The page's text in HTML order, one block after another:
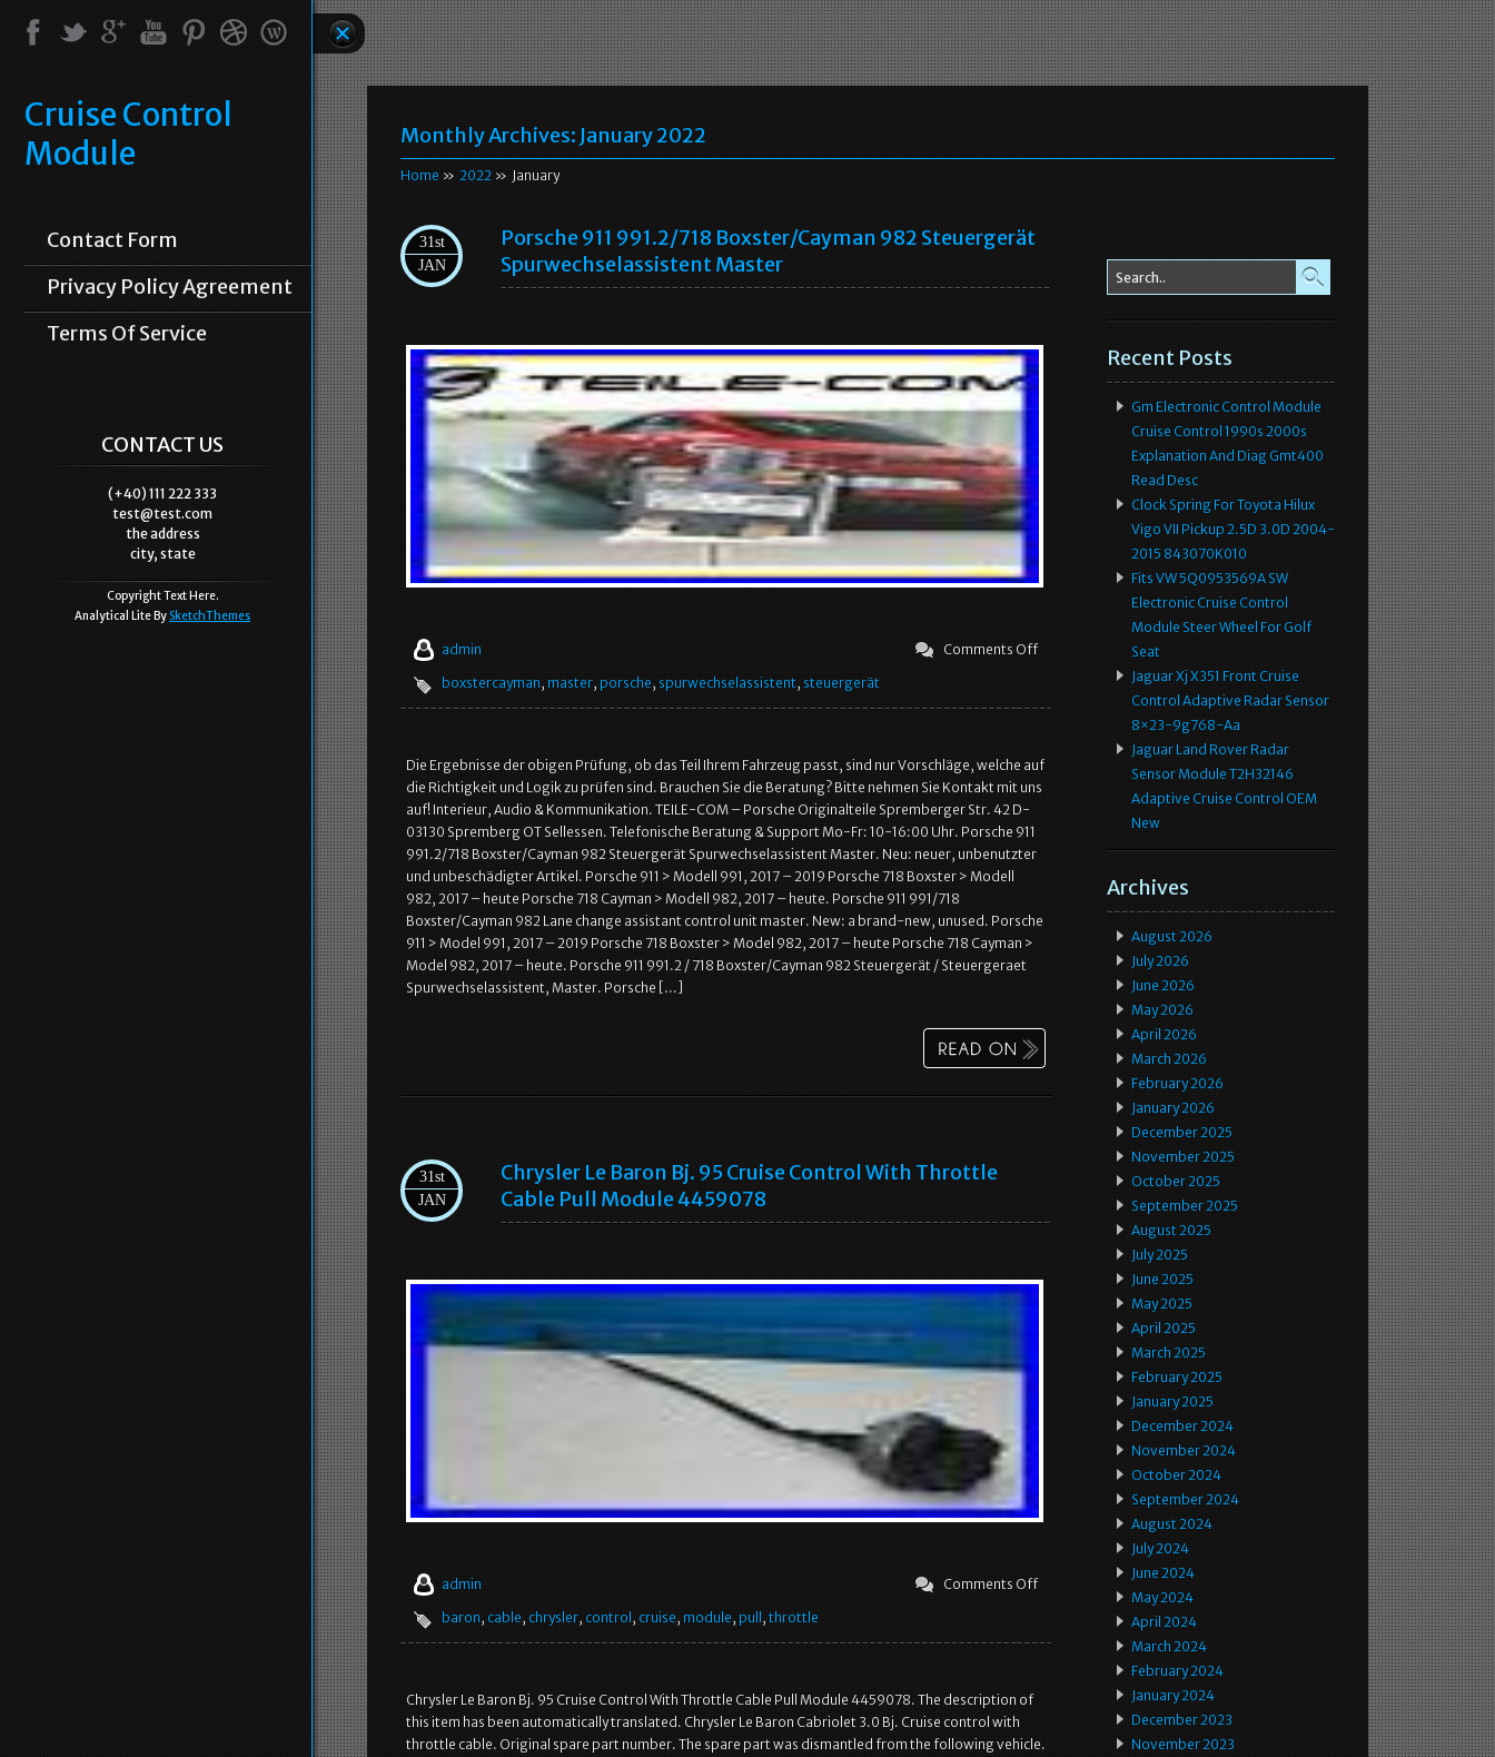
Cruise Control
Module
Contact Form
Privacy Policy Agreement
Terms Of Service
CONTACT US
(+40) 111 222 333
test@test.com
the address
city, state
Copyright Text Here.
Analytical Lite By SketchThemes
Monthly Archives: January 2022
Home » 2022 » January
31st
JAN
Porsche 911 991.2/718 Boxster/Cayman 982 Steuergerät
Spurwechselassistent Master
admin
Comments Off
boxstercayman, master, porsche, spurwechselassistent, steuergerät
Die Ergebnisse der obigen Prüfung, ob das Teil Ihrem Fahrzeug passt, sind nur Vorschläge, welche auf
die Richtigkeit und Logik zu prüfen sind. Brauchen Sie die Beratung? Bitte nehmen Sie Kontakt mit uns
auf! Interieur, Audio & Kommunikation. TEILE-COM – Porsche Originalteile Spremberger Str. 42 D-
03130 Spremberg OT Sellessen. Telefonische Beratung & Support Mo-Fr: 10-16:00 Uhr. Porsche 911
991.2/718 Boxster/Cayman 982 Steuergerät Spurwechselassistent Master. Neu: neuer, unbenutzter
und unbeschädigter Artikel. Porsche 911 > Modell 991, 2017 – 2019 Porsche 718 Boxster > Modell
982, 2017 – heute Porsche 718 Cayman > Modell 982, 2017 – heute. Porsche 911 991/718
Boxster/Cayman 982 Lane change assistant control unit master. New: a brand-new, unused. Porsche
911 > Model 991, 2017 – 2019 Porsche 718 Boxster > Model 982, 2017 – heute Porsche 718 Cayman >
Model 982, 2017 – heute. Porsche 911 991.2 / 718 Boxster/Cayman 982 Steuergerät / Steuergeraet
Spurwechselassistent, Master. Porsche […]
31st
JAN
Chrysler Le Baron Bj. 95 Cruise Control With Throttle
Cable Pull Module 4459078
admin
Comments Off
baron, cable, chrysler, control , cruise, module, pull , throttle
Chrysler Le Baron Bj. 95 Cruise Control With Throttle Cable Pull Module 4459078. The description of
this item has been automatically translated. Chrysler Le Baron Cabriolet 3.0 Bj. Cruise control with
throttle cable. Original spare part number. The spare part was dismantled from the following vehicle.
Recent Posts
Gm Electronic Control Module
Cruise Control 1990s 2000s
Explanation And Diag Gmt400
Read Desc
Clock Spring For Toyota Hilux
Vigo VII Pickup 2.5D 3.0D 2004-
2015 843070K010
Fits VW 5Q0953569A SW
Electronic Cruise Control
Module Steer Wheel For Golf
Seat
Jaguar Xj X351 Front Cruise
Control Adaptive Radar Sensor
8×23-9g768-Aa
Jaguar Land Rover Radar
Sensor Module T2H32146
Adaptive Cruise Control OEM
New
Archives
August 2026
July 2026
June 2026
May 2026
April 2026
March 2026
February 2026
January 2026
December 2025
November 2025
October 2025
September 2025
August 2025
July 2025
June 2025
May 2025
April 2025
March 2025
February 2025
January 2025
December 2024
November 2024
October 2024
September 2024
August 2024
July 2024
June 2024
May 2024
April 2024
March 2024
February 2024
January 2024
December 2023
November 2023